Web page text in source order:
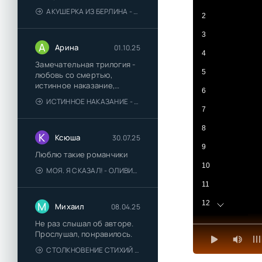
АКУШЕРКА ИЗ БЕРЛИНА - АННА СТЮАРТ
А Арина 01.10.25
Замечательная трилогия -
любовь со смертью,
истинное наказание,
любимая для монстра -
понравились
ИСТИННОЕ НАКАЗАНИЕ - ОЛЬГА ГУСЕЙНОВА
К Ксюша 30.07.25
Люблю такие романчики
МОЯ. Я СКАЗАЛ! - ОЛИВИЯ ЛЕЙК
М Михаил 08.04.25
Не раз слышал об авторе.
Прослушал, понравилось.
СТОЛКНОВЕНИЕ СТИХИЙ - ВАЛЕРИЙ ГУМИНСКИЙ
2
3
4
5
6
7
8
9
10
11
12
13